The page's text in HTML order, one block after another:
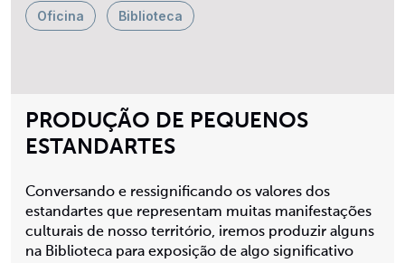
PRODUÇÃO DE PEQUENOS
ESTANDARTES
Conversando e ressignificando os valores dos
estandartes que representam muitas manifestações
culturais de nosso território, iremos produzir alguns
na Biblioteca para exposição de algo significativo
Oficina Biblioteca